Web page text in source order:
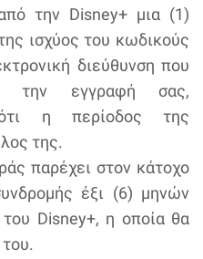
την Disney+ μια (1)
ισχύος του κωδικούς
διεύθυνση που
την εγγραφή σας,
η περίοδος της
της.
παρέχει στον κάτοχο
έξι (6) μηνών
Disney+, η οποία θα